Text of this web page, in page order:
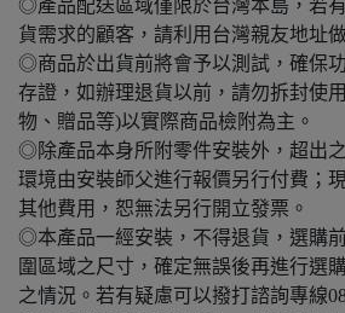
◎產品配送區域僅限於台灣本島，若
貨需求的顧客，請利用台灣親友地址
◎商品於出貨前將會予以測試，確保
存證，如辦理退貨以前，請勿拆封使
物、贈品等)以實際商品檢附為主。
◎除產品本身所附零件安裝外，超出
環境由安裝師父進行報價另行付費；
其他費用，恕無法另行開立發票。
◎本產品一經安裝，不得退貨，選購
圍區域之尺寸，確定無誤後再進行選
之情況。若有疑慮可以撥打諮詢專線